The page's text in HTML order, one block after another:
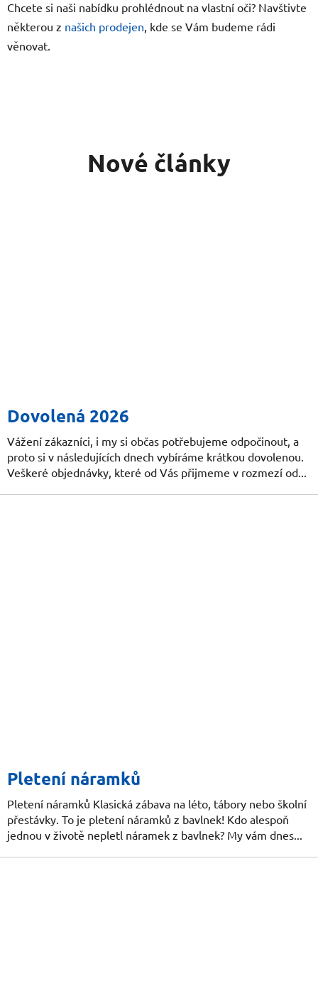
Chcete si naši nabídku prohlédnout na vlastní oči? Navštivte
některou z našich prodejen, kde se Vám budeme rádi
věnovat.
Nové články
Dovolená 2026
Vážení zákazníci, i my si občas potřebujeme odpočinout, a
proto si v následujících dnech vybíráme krátkou dovolenou.
Veškeré objednávky, které od Vás přijmeme v rozmezí od...
Pletení náramků
Pletení náramků Klasická zábava na léto, tábory nebo školní
přestávky. To je pletení náramků z bavlnek! Kdo alespoň
jednou v životě nepletl náramek z bavlnek? My vám dnes...